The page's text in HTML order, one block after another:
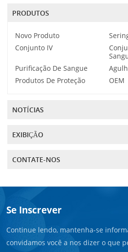
PRODUTOS
Novo Produto
Conjunto IV
Purificação De Sangue
Produtos De Proteção
OEM
NOTÍCIAS
EXIBIÇÃO
CONTATE-NOS
Se Inscrever
Continue lendo, mantenha-se
convidamos você a nos dizer o que